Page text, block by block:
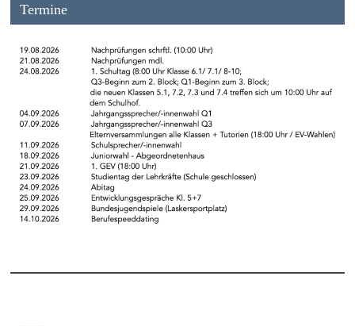
Termine